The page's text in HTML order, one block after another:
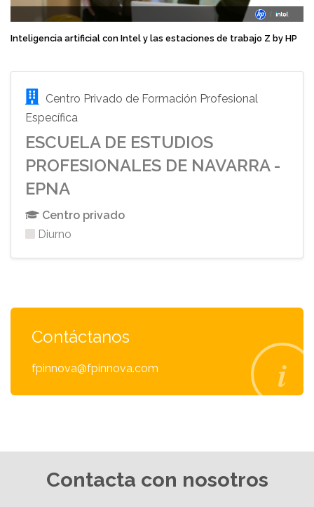
Inteligencia artificial con Intel y las estaciones de trabajo Z by HP
Centro Privado de Formación Profesional
Específica
ESCUELA DE ESTUDIOS
PROFESIONALES DE NAVARRA -
EPNA
Centro privado
Diurno
Contáctanos
fpinnova@fpinnova.com
Contacta con nosotros